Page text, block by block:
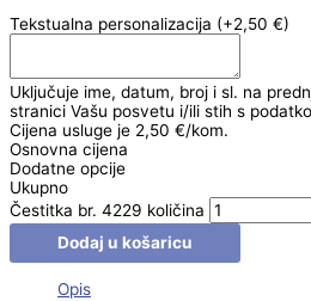
Tekstualna personalizacija (+2,50 €)
Uključuje ime, datum, broj i sl. na
stranici Vašu posvetu i/ili stih s
Cijena usluge je 2,50 €/kom.
Osnovna cijena
Dodatne opcije
Ukupno
Čestitka br. 4229 količina
Dodaj u košaricu
Opis